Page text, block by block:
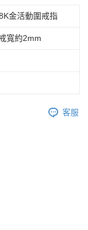
金活動圍戒指
寬約2mm
客服